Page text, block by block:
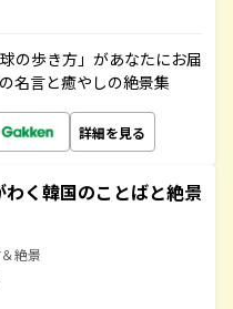
の歩き方」があなたにお届
名言と癒やしの絶景集
詳細を見る
く韓国のことばと絶景
絶景